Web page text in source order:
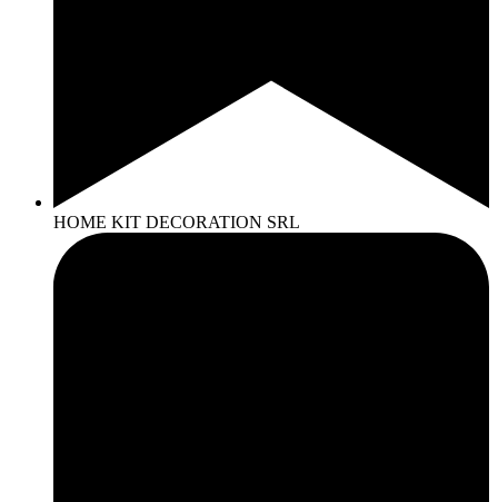
HOME KIT DECORATION SRL